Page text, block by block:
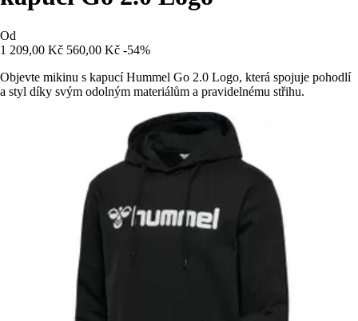
Od
1 209,00 Kč 560,00 Kč -54%
Objevte mikinu s kapucí Hummel Go 2.0 Logo, která spojuje pohodlí
a styl díky svým odolným materiálům a pravidelnému střihu.